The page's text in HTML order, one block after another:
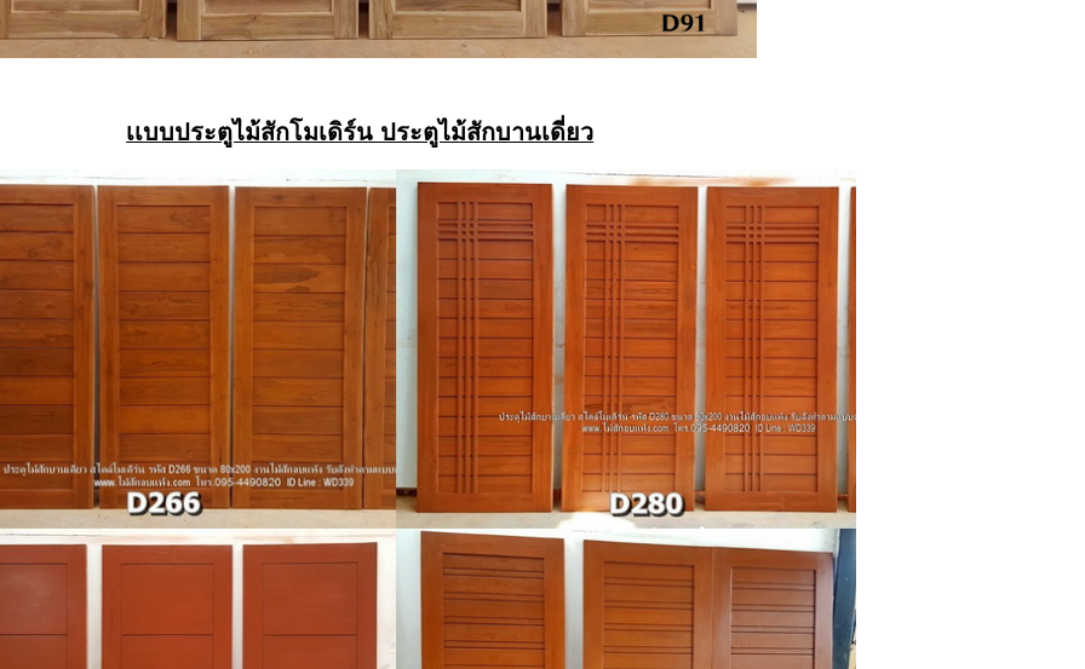
เเบบประตูไม้สักโมเดิร์น ประตูไม้สักบานเดี่ยว